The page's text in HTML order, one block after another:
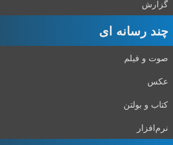
گزارش
چند رسانه ای
صوت و فیلم
عکس
کتاب و بولتن
نرم‌افزار